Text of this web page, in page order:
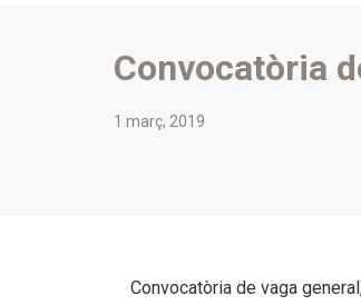
Convocatòria
1 març, 2019
Convocatòria de vaga